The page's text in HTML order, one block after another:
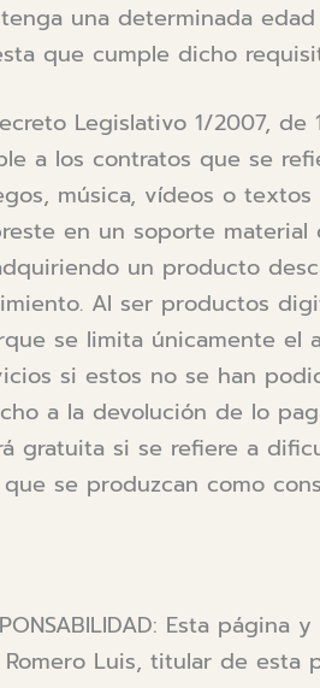
una determinada
que cumple dicho
Legislativo 1/2007,
a los contratos que se
música, vídeos o
en un soporte material
un producto
Al ser productos
se limita únicamente el
si estos no se han
a la devolución de lo
gratuita si se refiere a
se produzcan como
Esta
Luis, titular de esta